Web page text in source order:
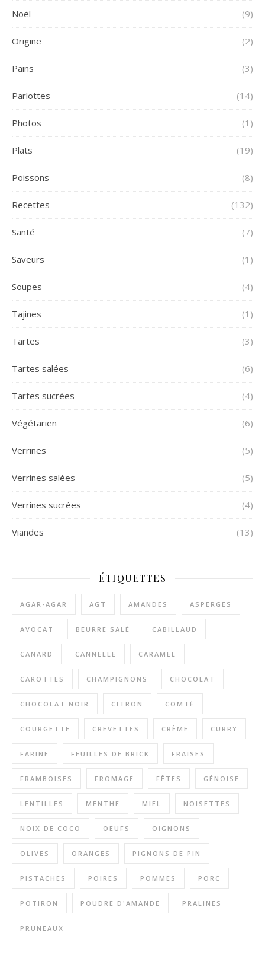
Noël (9)
Origine (2)
Pains (3)
Parlottes (14)
Photos (1)
Plats (19)
Poissons (8)
Recettes (132)
Santé (7)
Saveurs (1)
Soupes (4)
Tajines (1)
Tartes (3)
Tartes salées (6)
Tartes sucrées (4)
Végétarien (6)
Verrines (5)
Verrines salées (5)
Verrines sucrées (4)
Viandes (13)
ÉTIQUETTES
AGAR-AGAR AGT AMANDES ASPERGES
AVOCAT BEURRE SALÉ CABILLAUD
CANARD CANNELLE CARAMEL
CAROTTES CHAMPIGNONS CHOCOLAT
CHOCOLAT NOIR CITRON COMTÉ
COURGETTE CREVETTES CRÈME CURRY
FARINE FEUILLES DE BRICK FRAISES
FRAMBOISES FROMAGE FÊTES GÉNOISE
LENTILLES MENTHE MIEL NOISETTES
NOIX DE COCO OEUFS OIGNONS
OLIVES ORANGES PIGNONS DE PIN
PISTACHES POIRES POMMES PORC
POTIRON POUDRE D'AMANDE PRALINES
PRUNEAUX